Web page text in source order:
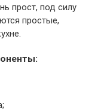
прост, под силу
простые,